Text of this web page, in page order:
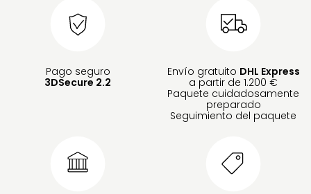
Pago seguro
3DSecure 2.2
Envío gratuito DHL Express
a partir de 1.200 €
Paquete cuidadosamente
preparado
Seguimiento del paquete